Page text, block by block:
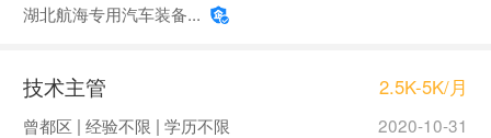
湖北航海专用汽车装备...
技术主管 2.5K-5K/月
曾都区 | 经验不限 | 学历不限 2020-10-31